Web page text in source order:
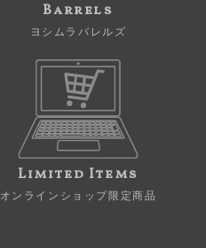
Barrels
ヨシムラバレルズ
Limited Items
オンラインショップ限定商品